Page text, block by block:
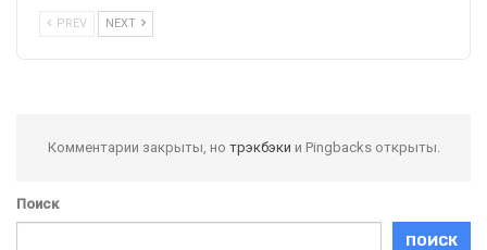
PREV NEXT
Комментарии закрыты, но трэкбэки и Pingbacks открыты.
Поиск
ПОИСК